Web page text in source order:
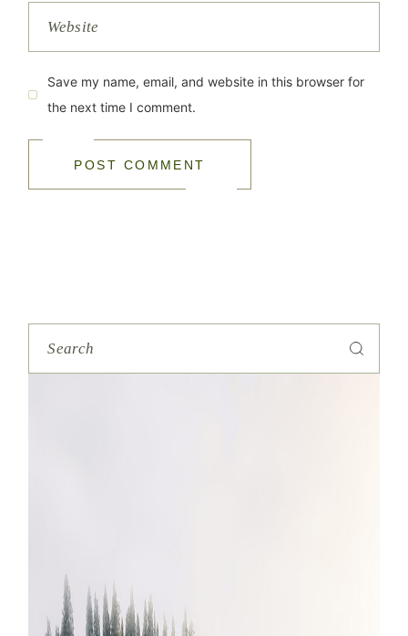
Save my name, email, and website in this browser for
the next time I comment.
POST COMMENT